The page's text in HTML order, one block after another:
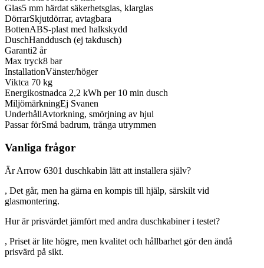
Glas5 mm härdat säkerhetsglas, klarglas
DörrarSkjutdörrar, avtagbara
BottenABS-plast med halkskydd
DuschHanddusch (ej takdusch)
Garanti2 år
Max tryck8 bar
InstallationVänster/höger
Viktca 70 kg
Energikostnadca 2,2 kWh per 10 min dusch
MiljömärkningEj Svanen
UnderhållAvtorkning, smörjning av hjul
Passar förSmå badrum, trånga utrymmen
Vanliga frågor
Är Arrow 6301 duschkabin lätt att installera själv?
, Det går, men ha gärna en kompis till hjälp, särskilt vid
glasmontering.
Hur är prisvärdet jämfört med andra duschkabiner i testet?
, Priset är lite högre, men kvalitet och hållbarhet gör den ändå
prisvärd på sikt.